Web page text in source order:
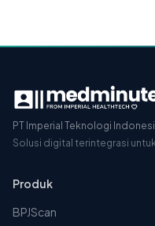
PT Imperial Teknologi
Solusi digital terintegrasi
Produk
BPJScan